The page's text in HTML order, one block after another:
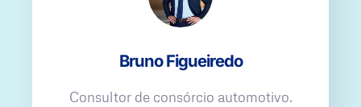
Bruno Figueiredo
Consultor de consórcio automotivo.